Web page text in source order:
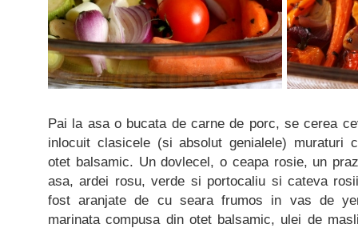
Pai la asa o bucata de carne de porc, se cerea
inlocuit clasicele (si absolut genialele) muraturi
otet balsamic. Un dovlecel, o ceapa rosie, un
asa, ardei rosu, verde si portocaliu si cateva
fost aranjate de cu seara frumos in vas de
marinata compusa din otet balsamic, ulei de